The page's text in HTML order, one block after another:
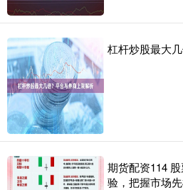
杠杆炒股最大
期货配资114
验，把握市场